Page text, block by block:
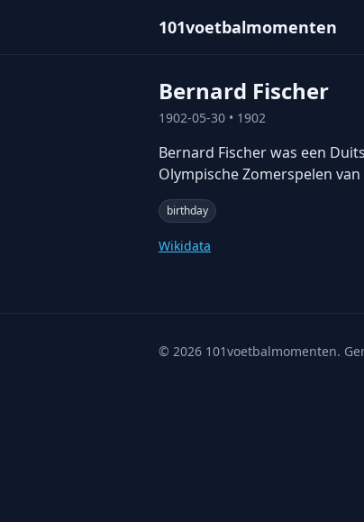
101voetbalmomenten
Bernard Fischer
1902-05-30 • 1902
Bernard Fischer was een
Olympische Zomerspelen
birthday
Wikidata
© 2026 101voetbalmomenten.